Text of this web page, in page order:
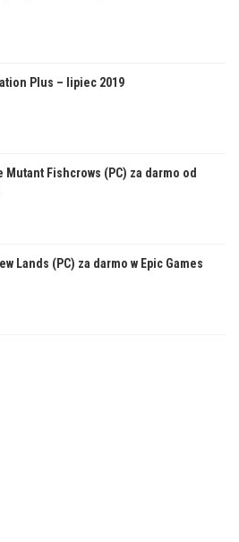
Plus – lipiec 2019
Mutant Fishcrows (PC) za darmo od
Lands (PC) za darmo w Epic Games